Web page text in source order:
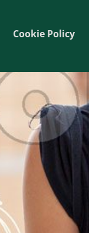
Cookie Policy